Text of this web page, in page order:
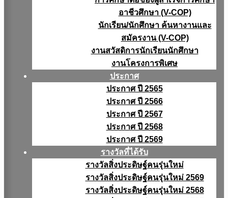
อาชีวศึกษา (V-COP)
นักเรียน/นักศึกษา ค้นหางานและ
สมัครงาน (V-COP)
งานสวัสดิการนักเรียนนักศึกษา
งานโครงการพิเศษ
ประกาศ
ประกาศ ปี 2565
ประกาศ ปี 2566
ประกาศ ปี 2567
ประกาศ ปี 2568
ประกาศ ปี 2569
รางวัลที่ได้รับ
รางวัลสิ่งประดิษฐ์คนรุ่นใหม่
รางวัลสิ่งประดิษฐ์คนรุ่นใหม่ 2569
รางวัลสิ่งประดิษฐ์คนรุ่นใหม่ 2568